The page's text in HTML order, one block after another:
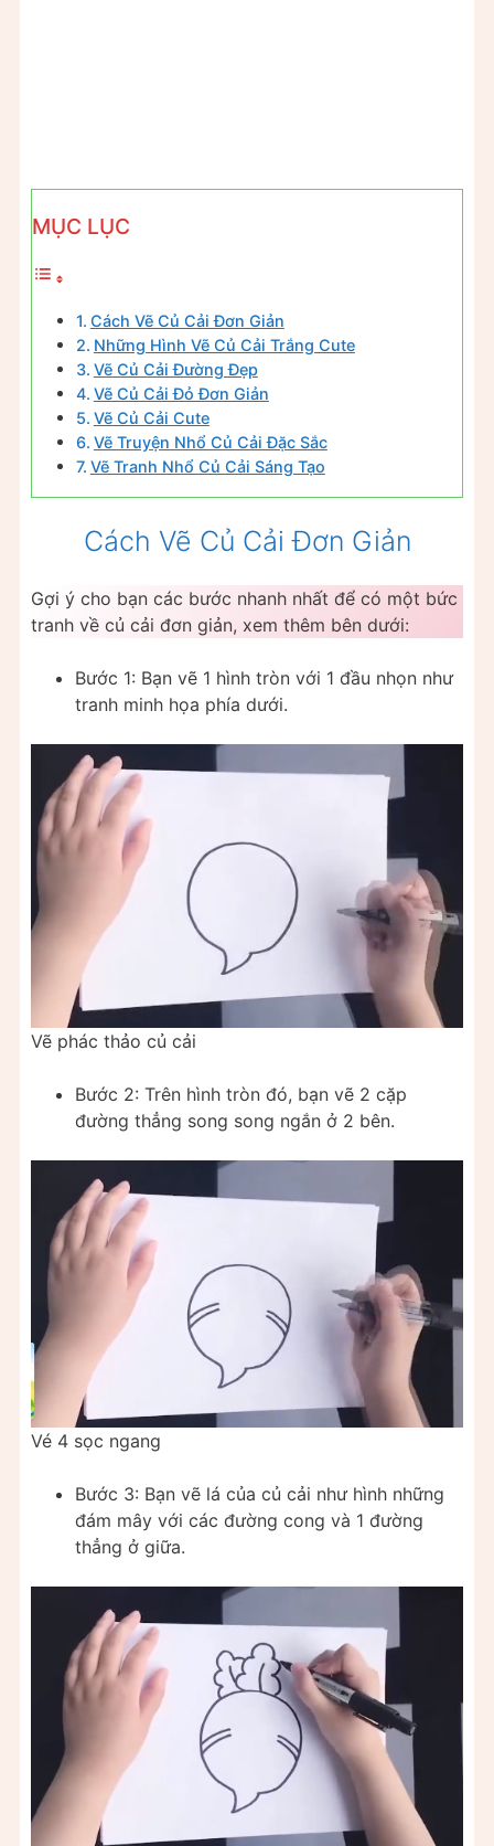
MỤC LỤC
Cách Vẽ Củ Cải Đơn Giản
Những Hình Vẽ Củ Cải Trắng Cute
Vẽ Củ Cải Đường Đẹp
Vẽ Củ Cải Đỏ Đơn Giản
Vẽ Củ Cải Cute
Vẽ Truyện Nhổ Củ Cải Đặc Sắc
Vẽ Tranh Nhổ Củ Cải Sáng Tạo
Cách Vẽ Củ Cải Đơn Giản
Gợi ý cho bạn các bước nhanh nhất để có một bức
tranh về củ cải đơn giản, xem thêm bên dưới:
Bước 1: Bạn vẽ 1 hình tròn với 1 đầu nhọn như
tranh minh họa phía dưới.
Vẽ phác thảo củ cải
Bước 2: Trên hình tròn đó, bạn vẽ 2 cặp
đường thẳng song song ngắn ở 2 bên.
Vé 4 sọc ngang
Bước 3: Bạn vẽ lá của củ cải như hình những
đám mây với các đường cong và 1 đường
thẳng ở giữa.